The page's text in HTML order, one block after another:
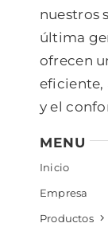
nuestros
última
ofrecen
eficiente,
y el
MENU
Inicio
Empresa
Productos